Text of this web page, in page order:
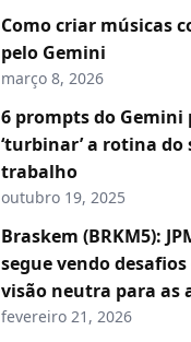
Como criar músicas
pelo Gemini
março 8, 2026
6 prompts do Gemini
‘turbinar’ a rotina do
trabalho
outubro 19, 2025
Braskem (BRKM5):
segue vendo
visão neutra para as
fevereiro 21, 2026